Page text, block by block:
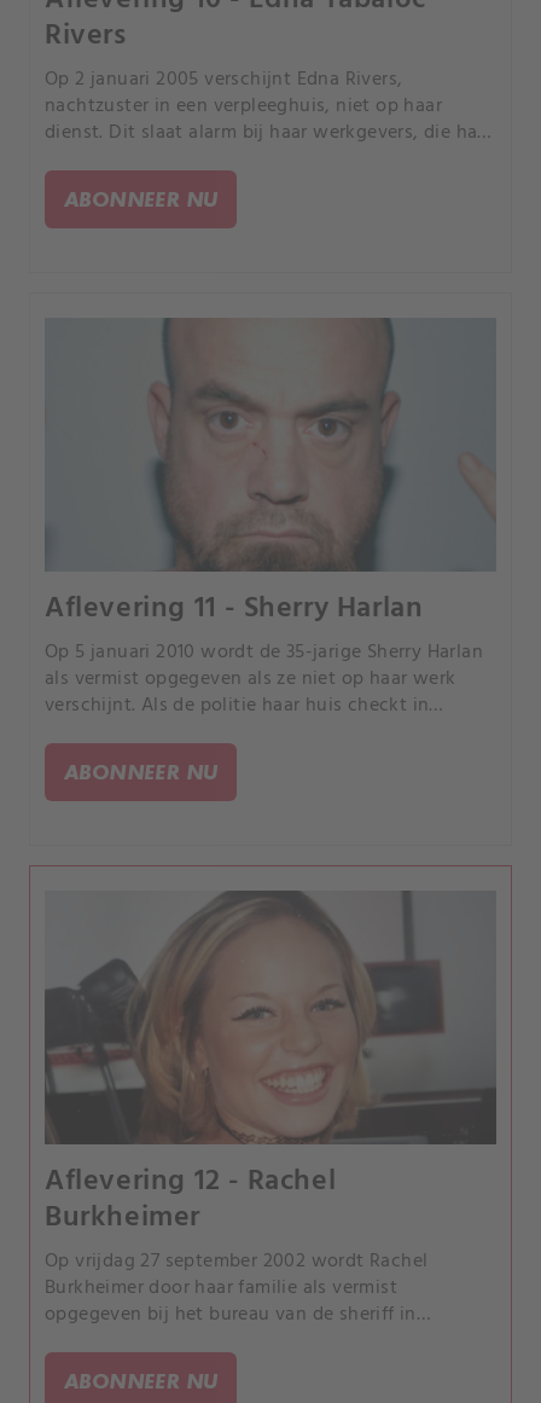
Rivers
Op 2 januari 2005 verschijnt Edna Rivers,
nachtzuster in een verpleeghuis, niet op haar
dienst. Dit slaat alarm bij haar werkgevers, die haar
zelfs belde als ze iets te laat zou komen.
ABONNEER NU
Aflevering 11 - Sherry Harlan
Op 5 januari 2010 wordt de 35-jarige Sherry Harlan
als vermist opgegeven als ze niet op haar werk
verschijnt. Als de politie haar huis checkt in
van verdachte activiteit ontdekt.
ABONNEER NU
Aflevering 12 - Rachel
Burkheimer
Op vrijdag 27 september 2002 wordt Rachel
Burkheimer door haar familie als vermist
opgegeven bij het bureau van de sheriff in
een ontmoeting met vrienden.
ABONNEER NU